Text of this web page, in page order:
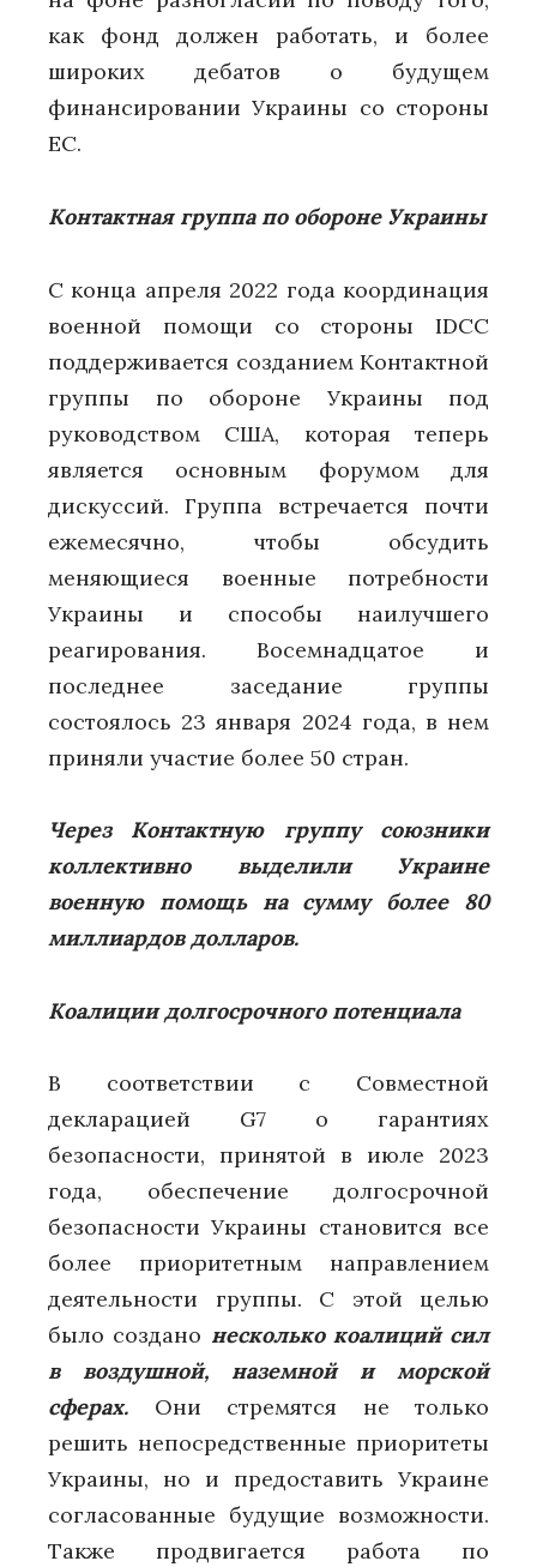
как фонд должен работать, и более
широких дебатов о будущем
финансировании Украины со стороны
ЕС.
Контактная группа по обороне Украины
С конца апреля 2022 года координация
военной помощи со стороны IDCC
поддерживается созданием Контактной
группы по обороне Украины под
руководством США, которая теперь
является основным форумом для
дискуссий. Группа встречается почти
ежемесячно, чтобы обсудить
меняющиеся военные потребности
Украины и способы наилучшего
реагирования. Восемнадцатое и
последнее заседание группы
состоялось 23 января 2024 года, в нем
приняли участие более 50 стран.
Через Контактную группу союзники
коллективно выделили Украине
военную помощь на сумму более 80
миллиардов долларов.
Коалиции долгосрочного потенциала
В соответствии с Совместной
декларацией G7 о гарантиях
безопасности, принятой в июле 2023
года, обеспечение долгосрочной
безопасности Украины становится все
более приоритетным направлением
деятельности группы. С этой целью
было создано несколько коалиций сил
в воздушной, наземной и морской
сферах. Они стремятся не только
решить непосредственные приоритеты
Украины, но и предоставить Украине
согласованные будущие возможности.
Также продвигается работа по